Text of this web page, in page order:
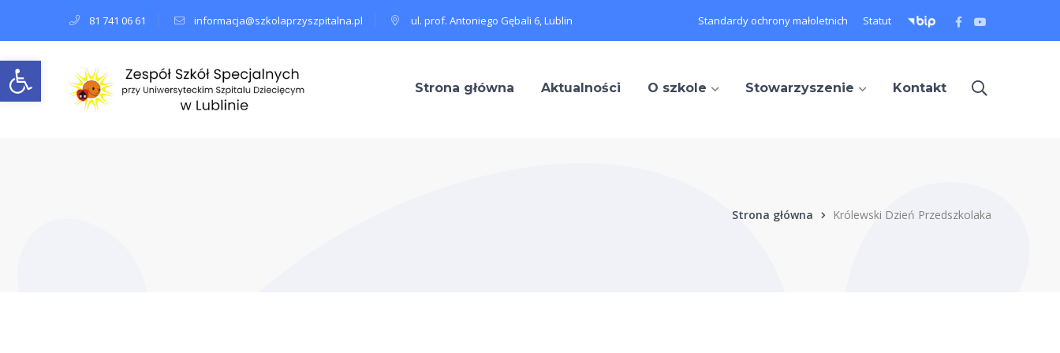
Open toolbar
81 741 06 61 informacja@szkolaprzyszpitalna.pl ul. prof. Antoniego Gębali 6, Lublin Standardy ochrony małoletnich Statut
Facebook
ProfileProfile
Strona główna Aktualności O szkole Stowarzyszenie Kontakt
Strona główna Królewski Dzień Przedszkolaka